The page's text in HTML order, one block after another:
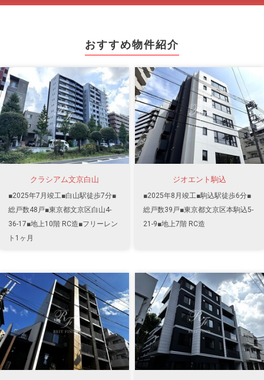
おすすめ物件紹介
クラシアム文京白山
■2025年7月竣工■白山駅徒歩7分■
総戸数48戸■東京都文京区白山4-
36-17■地上10階 RC造■フリーレン
ト1ヶ月
ジオエント駒込
■2025年8月竣工■駒込駅徒歩6分■
総戸数39戸■東京都文京区本駒込5-
21-9■地上7階 RC造